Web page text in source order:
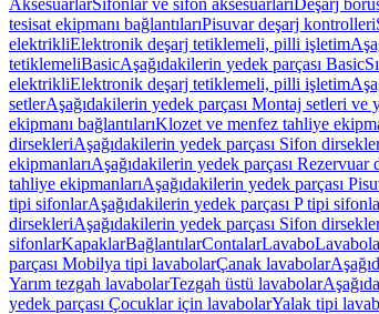
AksesuarlarSifonlar ve sifon aksesuarlarıDeşarj
tesisat ekipmanı bağlantılarıPisuvar deşarj kontrolleri
elektrikliElektronik deşarj tetiklemeli, pilli işletim
tetiklemeliBasicAşağıdakilerin yedek parçası Basic
elektrikliElektronik deşarj tetiklemeli, pilli işletim
setlerAşağıdakilerin yedek parçası Montaj setleri ve
ekipmanı bağlantılarıKlozet ve menfez tahliye
dirsekleriAşağıdakilerin yedek parçası Sifon
ekipmanlarıAşağıdakilerin yedek parçası Rezervuar
tahliye ekipmanlarıAşağıdakilerin yedek parçası
tipi sifonlarAşağıdakilerin yedek parçası P tipi
dirsekleriAşağıdakilerin yedek parçası Sifon
sifonlarKapaklarBağlantılarContalarLavabo
parçası Mobilya tipi lavabolarÇanak lavabolar
Yarım tezgah lavabolarTezgah üstü lavabolar
yedek parçası Çocuklar için lavabolarYalak tipi